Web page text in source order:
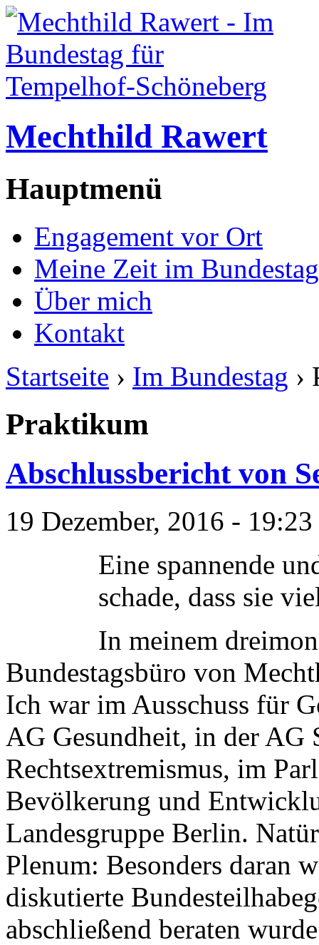
Mechthild Rawert
Hauptmenü
Engagement vor Ort
Meine Zeit im Bundestag
Über mich
Kontakt
Startseite › Im Bundestag ›
Praktikum
Abschlussbericht von
19 Dezember, 2016 - 19:23
Eine spannende
schade, dass sie
In meinem
Bundestagsbüro von
Ich war im Ausschuss für
AG Gesundheit, in der AG
Rechtsextremismus, im
Bevölkerung und
Landesgruppe Berlin.
Plenum: Besonders daran
diskutierte
abschließend beraten